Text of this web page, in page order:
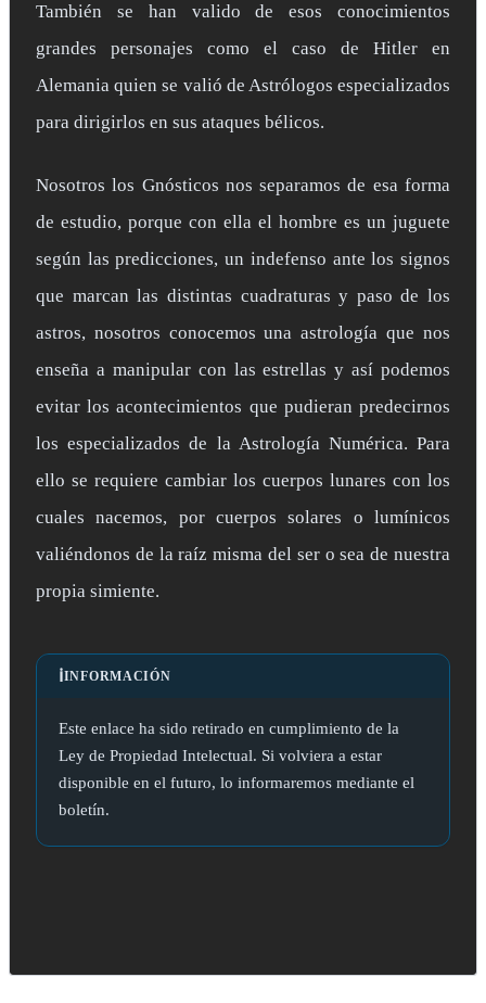
También se han valido de esos conocimientos
grandes personajes como el caso de Hitler en
Alemania quien se valió de Astrólogos especializados
para dirigirlos en sus ataques bélicos.
Nosotros los Gnósticos nos separamos de esa forma
de estudio, porque con ella el hombre es un juguete
según las predicciones, un indefenso ante los signos
que marcan las distintas cuadraturas y paso de los
astros, nosotros conocemos una astrología que nos
enseña a manipular con las estrellas y así podemos
evitar los acontecimientos que pudieran predecirnos
los especializados de la Astrología Numérica. Para
ello se requiere cambiar los cuerpos lunares con los
cuales nacemos, por cuerpos solares o lumínicos
valiéndonos de la raíz misma del ser o sea de nuestra
propia simiente.
ℹ️INFORMACIÓN
Este enlace ha sido retirado en cumplimiento de la
Ley de Propiedad Intelectual. Si volviera a estar
disponible en el futuro, lo informaremos mediante el
boletín.